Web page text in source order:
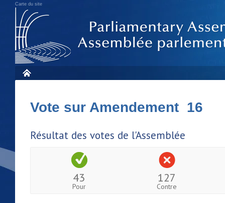
Carte du site
Vote sur Amendement 16
Résultat des votes de l'Assemblée
43
Pour
127
Contre